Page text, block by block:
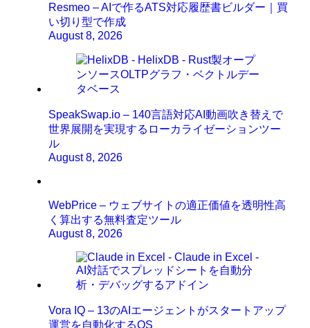
Resmeo – AIで作るATS対応履歴書ビルダー｜買
い切り型で作成
August 8, 2026
SpeakSwap.io – 140言語対応AI動画吹き替えで
世界展開を実現するローカライゼーションツー
ル
August 8, 2026
WebPrice – ウェブサイトの適正価値を透明性高
く算出する無料査定ツール
August 8, 2026
Vora IQ – 13のAIエージェントがスタートアップ
運営を自動化するOS